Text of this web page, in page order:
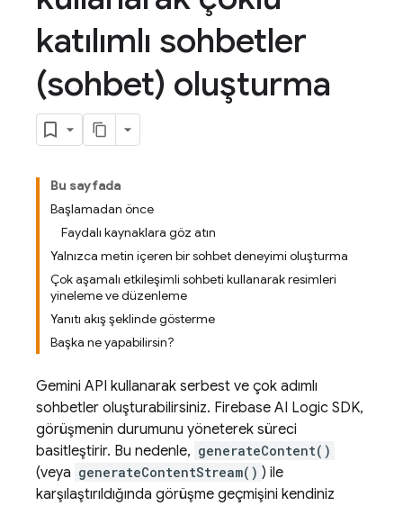
katılımlı sohbetler
(sohbet) oluşturma
Bu sayfada
Başlamadan önce
Faydalı kaynaklara göz atın
Yalnızca metin içeren bir sohbet deneyimi oluşturma
Çok aşamalı etkileşimli sohbeti kullanarak resimleri
yineleme ve düzenleme
Yanıtı akış şeklinde gösterme
Başka ne yapabilirsin?
Gemini API kullanarak serbest ve çok adımlı
sohbetler oluşturabilirsiniz. Firebase AI Logic SDK,
görüşmenin durumunu yöneterek süreci
basitleştirir. Bu nedenle, generateContent()
(veya generateContentStream() ) ile
karşılaştırıldığında görüşme geçmişini kendiniz